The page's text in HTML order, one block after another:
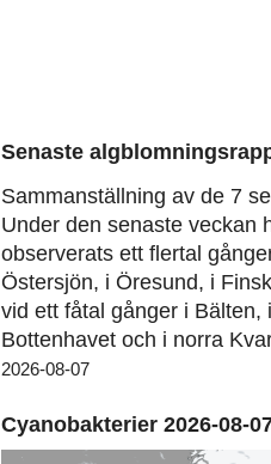
Senaste
Sammanställning av de 7
Under den senaste veckan
observerats ett flertal
Östersjön, i Öresund, i
vid ett fåtal gånger i
Bottenhavet och i norra
2026-08-07
Cyanobakterier 2026-08-